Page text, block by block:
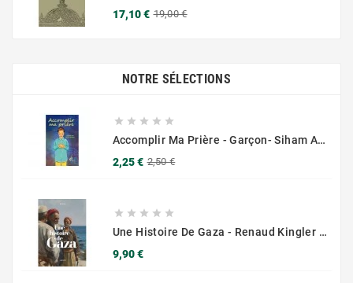
17,10 € 19,00 €
NOTRE SÉLECTIONS
    
Accomplir Ma Prière - Garçon- Siham ANDALOUCI - Éditions Chama (Al Azhar)
2,25 € 2,50 €
    
Une Histoire De Gaza - Renaud Kingler - Sarrazins
9,90 €Prix